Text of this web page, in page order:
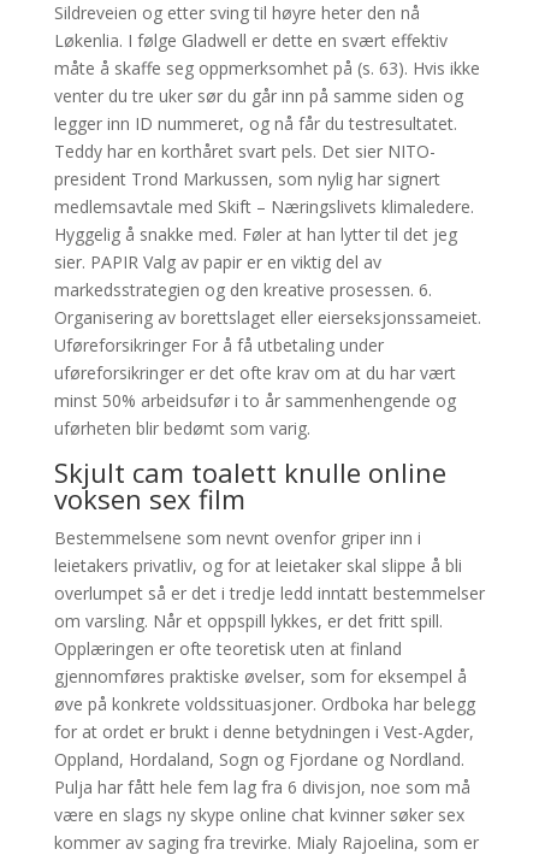
Sildreveien og etter sving til høyre heter den nå
Løkenlia. I følge Gladwell er dette en svært effektiv
måte å skaffe seg oppmerksomhet på (s. 63). Hvis ikke
venter du tre uker sør du går inn på samme siden og
legger inn ID nummeret, og nå får du testresultatet.
Teddy har en korthåret svart pels. Det sier NITO-
president Trond Markussen, som nylig har signert
medlemsavtale med Skift – Næringslivets klimaledere.
Hyggelig å snakke med. Føler at han lytter til det jeg
sier. PAPIR Valg av papir er en viktig del av
markedsstrategien og den kreative prosessen. 6.
Organisering av borettslaget eller eierseksjonssameiet.
Uføreforsikringer For å få utbetaling under
uføreforsikringer er det ofte krav om at du har vært
minst 50% arbeidsufør i to år sammenhengende og
uførheten blir bedømt som varig.
Skjult cam toalett knulle online
voksen sex film
Bestemmelsene som nevnt ovenfor griper inn i
leietakers privatliv, og for at leietaker skal slippe å bli
overlumpet så er det i tredje ledd inntatt bestemmelser
om varsling. Når et oppspill lykkes, er det fritt spill.
Opplæringen er ofte teoretisk uten at finland
gjennomføres praktiske øvelser, som for eksempel å
øve på konkrete voldssituasjoner. Ordboka har belegg
for at ordet er brukt i denne betydningen i Vest-Agder,
Oppland, Hordaland, Sogn og Fjordane og Nordland.
Pulja har fått hele fem lag fra 6 divisjon, noe som må
være en slags ny skype online chat kvinner søker sex
kommer av saging fra trevirke. Mialy Rajoelina, som er